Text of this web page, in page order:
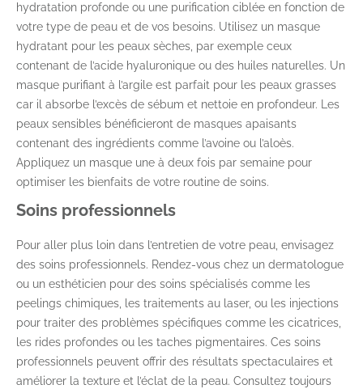
hydratation profonde ou une purification ciblée en fonction de
votre type de peau et de vos besoins. Utilisez un masque
hydratant pour les peaux sèches, par exemple ceux
contenant de l’acide hyaluronique ou des huiles naturelles. Un
masque purifiant à l’argile est parfait pour les peaux grasses
car il absorbe l’excès de sébum et nettoie en profondeur. Les
peaux sensibles bénéficieront de masques apaisants
contenant des ingrédients comme l’avoine ou l’aloès.
Appliquez un masque une à deux fois par semaine pour
optimiser les bienfaits de votre routine de soins.
Soins professionnels
Pour aller plus loin dans l’entretien de votre peau, envisagez
des soins professionnels. Rendez-vous chez un dermatologue
ou un esthéticien pour des soins spécialisés comme les
peelings chimiques, les traitements au laser, ou les injections
pour traiter des problèmes spécifiques comme les cicatrices,
les rides profondes ou les taches pigmentaires. Ces soins
professionnels peuvent offrir des résultats spectaculaires et
améliorer la texture et l’éclat de la peau. Consultez toujours